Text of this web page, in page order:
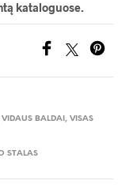
kataloguose.
VIDAUS BALDAI, VISAS
STALAS